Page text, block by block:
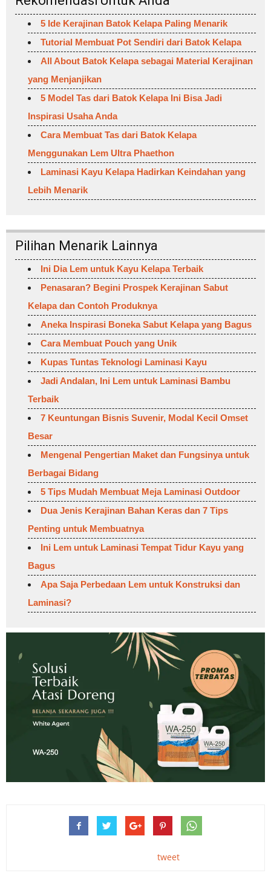
5 Ide Kerajinan Batok Kelapa Paling Menarik
Tutorial Membuat Pot Sendiri dari Batok Kelapa
All About Batok Kelapa sebagai Material Kerajinan
yang Menjanjikan
5 Model Tas dari Batok Kelapa Ini Bisa Jadi
Inspirasi Usaha Anda
Cara Membuat Tas dari Batok Kelapa
Menggunakan Lem Ultra Phaethon
Laminasi Kayu Kelapa Hadirkan Keindahan yang
Lebih Menarik
Pilihan Menarik Lainnya
Ini Dia Lem untuk Kayu Kelapa Terbaik
Penasaran? Begini Prospek Kerajinan Sabut
Kelapa dan Contoh Produknya
Aneka Inspirasi Boneka Sabut Kelapa yang Bagus
Cara Membuat Pouch yang Unik
Kupas Tuntas Teknologi Laminasi Kayu
Jadi Andalan, Ini Lem untuk Laminasi Bambu
Terbaik
7 Keuntungan Bisnis Suvenir, Modal Kecil Omset
Besar
Mengenal Pengertian Maket dan Fungsinya untuk
Berbagai Bidang
5 Tips Mudah Membuat Meja Laminasi Outdoor
Dua Jenis Kerajinan Bahan Keras dan 7 Tips
Penting untuk Membuatnya
Ini Lem untuk Laminasi Tempat Tidur Kayu yang
Bagus
Apa Saja Perbedaan Lem untuk Konstruksi dan
Laminasi?
tweet